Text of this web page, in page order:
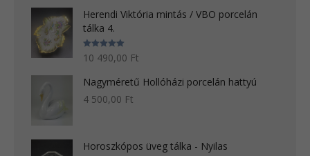
Herendi Viktória mintás / VBO porcelán
tálka 4.
Értékelés:
5.00
/ 5
10 490,00 Ft
Nagyméretű Hollóházi porcelán hattyú
4 500,00 Ft
Horoszkópos üveg tálka - Nyilas